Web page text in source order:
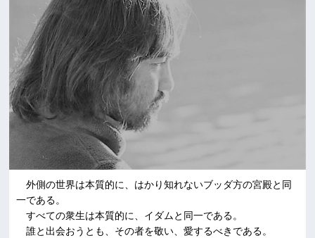
外側の世界は本質的に、はかり知れないブッダ方の宮殿と同
一である。
すべての衆生は本質的に、イダムと同一である。
誰と出会おうとも、その者を敬い、愛するべきである。